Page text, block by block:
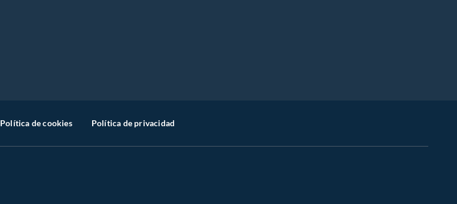
Política de cookies Política de privacidad